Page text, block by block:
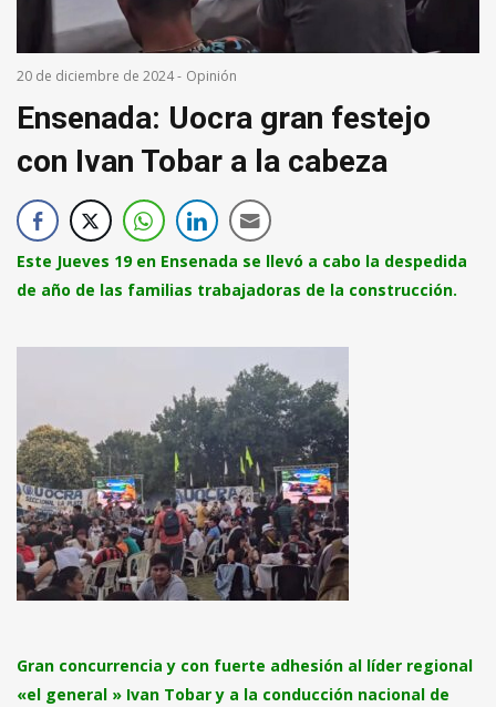
20 de diciembre de 2024- Opinión
Ensenada: Uocra gran festejo
con Ivan Tobar a la cabeza
Este Jueves 19 en Ensenada se llevó a cabo la despedida
de año de las familias trabajadoras de la construcción.
Gran concurrencia y con fuerte adhesión al líder regional
«el general » Ivan Tobar y a la conducción nacional de